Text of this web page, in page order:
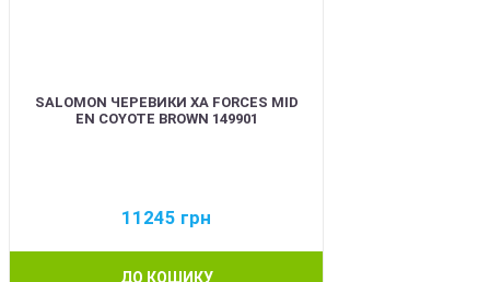
SALOMON ЧЕРЕВИКИ XA FORCES MID
EN COYOTE BROWN 149901
11245 грн
ДО КОШИКУ